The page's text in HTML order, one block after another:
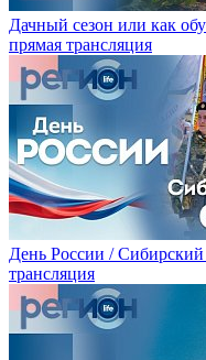
Дачный сезон или как
прямая трансляция
День России /
трансляция